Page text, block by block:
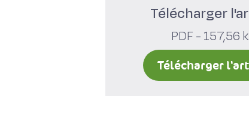
Télécharger
PDF - 157,56
Télécharger